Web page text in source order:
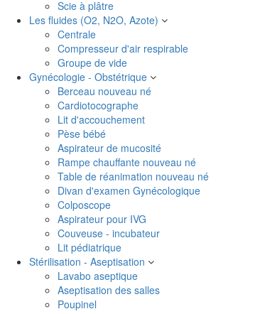
Scie à plâtre
Les fluides (O2, N2O, Azote)
Centrale
Compresseur d'air respirable
Groupe de vide
Gynécologie - Obstétrique
Berceau nouveau né
Cardiotocographe
Lit d'accouchement
Pèse bébé
Aspirateur de mucosité
Rampe chauffante nouveau né
Table de réanimation nouveau né
Divan d'examen Gynécologique
Colposcope
Aspirateur pour IVG
Couveuse - incubateur
Lit pédiatrique
Stérilisation - Aseptisation
Lavabo aseptique
Aseptisation des salles
Poupinel